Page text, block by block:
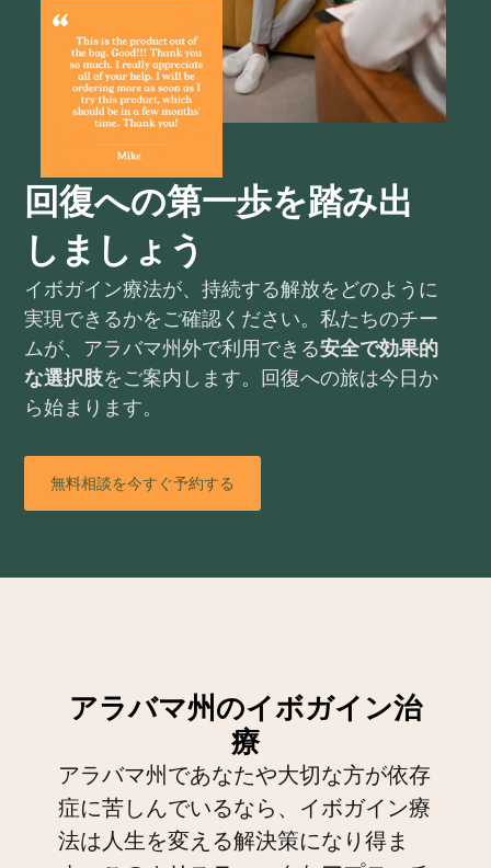
回復への第一歩を踏み出
しましょう
イボガイン療法が、持続する解放をどのように
実現できるかをご確認ください。私たちのチー
ムが、アラバマ州外で利用できる安全で効果的
な選択肢をご案内します。回復への旅は今日か
ら始まります。
無料相談を今すぐ予約する
アラバマ州のイボガイン治
療
アラバマ州であなたや大切な方が依存
症に苦しんでいるなら、イボガイン療
法は人生を変える解決策になり得ま